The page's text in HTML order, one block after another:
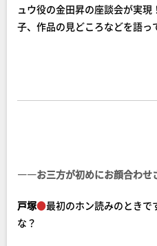
ュウ役の金田昇の座談会が実
子、作品の見どころなどを語っ
――お三方が初めにお顔合わせ
戸塚●最初のホン読みのときで
な？